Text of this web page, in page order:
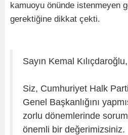
kamuoyu önünde istenmeyen
gerektiğine dikkat çekti.
Sayın Kemal Kılıçdaroğlu,
Siz, Cumhuriyet Halk
Genel Başkanlığını
zorlu dönemlerinde
önemli bir değerimizsiniz.